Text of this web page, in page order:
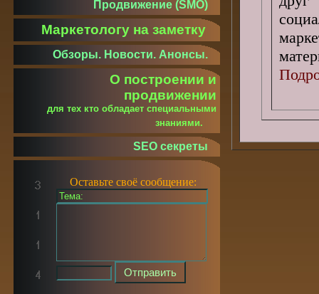
Продвижение (SMO)
Маркетологу на заметку
Обзоры. Новости. Анонсы.
О построении и
продвижении
для тех кто обладает специальными
знаниями.
SEO секреты
Оставьте своё сообщение: